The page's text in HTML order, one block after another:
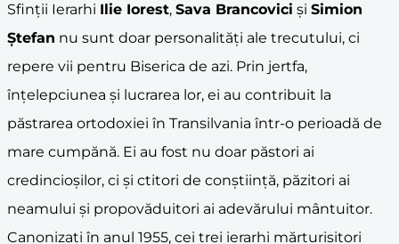
Sfinții Ierarhi Ilie Iorest, Sava Brancovici și Simion
Ștefan nu sunt doar personalități ale trecutului, ci
repere vii pentru Biserica de azi. Prin jertfa,
înțelepciunea și lucrarea lor, ei au contribuit la
păstrarea ortodoxiei în Transilvania într-o perioadă de
mare cumpănă. Ei au fost nu doar păstori ai
credincioșilor, ci și ctitori de conștiință, păzitori ai
neamului și propovăduitori ai adevărului mântuitor.
Canonizați în anul 1955, cei trei ierarhi mărturisitori